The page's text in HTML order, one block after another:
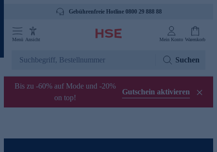
Gebührenfreie Hotline 0800 29 888 88
Menü Ansicht Mein Konto Warenkorb
Suchen
Bis zu -60% auf Mode und -20%
on top!
Gutschein aktivieren